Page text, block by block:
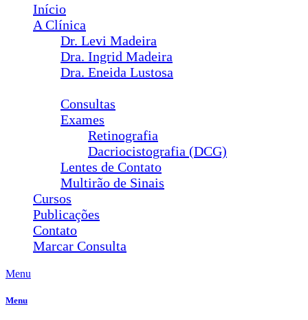
Início
A Clínica
Dr. Levi Madeira
Dra. Ingrid Madeira
Dra. Eneida Lustosa
Consultas
Exames
Retinografia
Dacriocistografia (DCG)
Lentes de Contato
Multirão de Sinais
Cursos
Publicações
Contato
Marcar Consulta
Menu
Menu